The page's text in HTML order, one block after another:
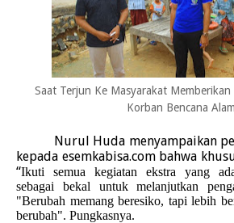
Saat Terjun Ke Masyarakat
Korban Bencana Alam
Nurul Huda menyampaikan
kepada esemkabisa.com bahwa
“Ikuti semua kegiatan ekstra yang
sebagai bekal untuk melanjutkan
"Berubah memang beresiko, tapi lebih
berubah". Pungkasnya.